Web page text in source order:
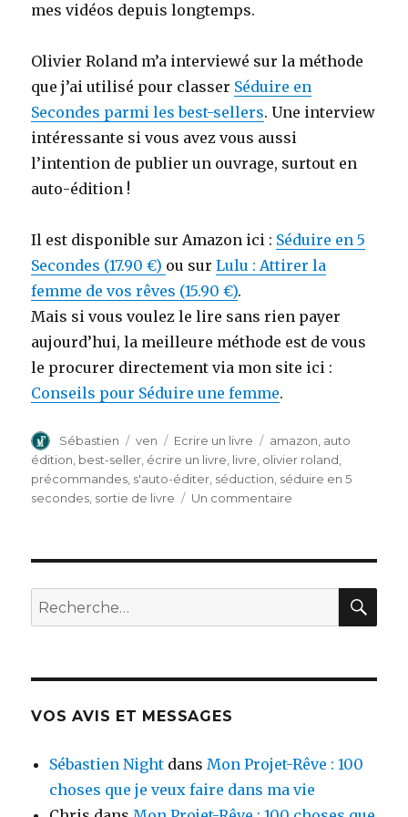
mes vidéos depuis longtemps.
Olivier Roland m’a interviewé sur la méthode
que j’ai utilisé pour classer Séduire en
Secondes parmi les best-sellers. Une interview
intéressante si vous avez vous aussi
l’intention de publier un ouvrage, surtout en
auto-édition !
Il est disponible sur Amazon ici : Séduire en 5
Secondes (17.90 €) ou surLulu : Attirer la
femme de vos rêves (15.90 €).
Mais si vous voulez le lire sans rien payer
aujourd’hui, la meilleure méthode est de vous
le procurer directement via mon site ici :
Conseils pour Séduire une femme.
Auteur
Sébastien
Publié
le
ven Catégories
Ecrire un livre Étiquettes
amazon auto
édition best-seller écrire un livre livre olivier roland
précommandes s'auto-éditer séduction séduire en 5
secondes sortie de livre Un commentaire
seller
Recherche
pour
VOS AVIS ET MESSAGES
Sébastien Night dansMon Projet-Rêve : 100
choses que je veux faire dans ma vie